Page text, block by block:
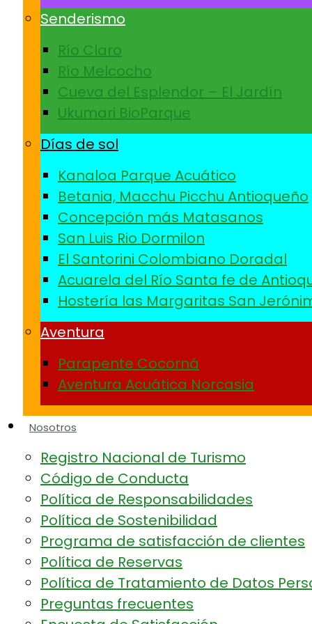
Senderismo
Río Claro
Río Melcocho
Cueva del Esplendor – El Jardín
Ukumari BioParque
Días de sol
Kanaloa Parque Acuático
Betania, Macchu Picchu Antioqueño
Concepción más Matasanos
San Luis Rio Dormilon
El Santorini Colombiano Doradal
Acuarela del Río Santa fe de
Hostería las Margaritas San
Aventura
Parapente Cocorná
Aventura Acuática Norcasia
Nosotros
Registro Nacional de Turismo
Código de Conducta
Política de Responsabilidades
Política de Sostenibilidad
Programa de satisfacción de clientes
Política de Reservas
Política de Tratamiento de Datos
Preguntas frecuentes